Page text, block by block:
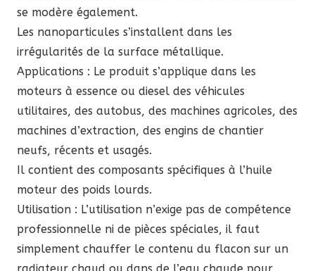
se modère également.
Les nanoparticules s’installent dans les
irrégularités de la surface métallique.
Applications : Le produit s’applique dans les
moteurs à essence ou diesel des véhicules
utilitaires, des autobus, des machines agricoles, des
machines d’extraction, des engins de chantier
neufs, récents et usagés.
Il contient des composants spécifiques à l’huile
moteur des poids lourds.
Utilisation : L’utilisation n’exige pas de compétence
professionnelle ni de pièces spéciales, il faut
simplement chauffer le contenu du flacon sur un
radiateur chaud ou dans de l’eau chaude pour